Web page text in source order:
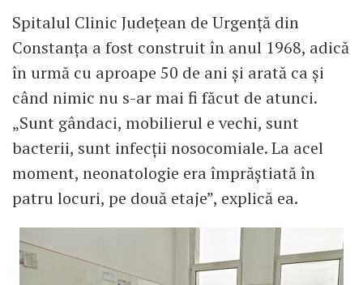
Spitalul Clinic Județean de Urgență din
Constanța a fost construit în anul 1968, adică
în urmă cu aproape 50 de ani și arată ca și
când nimic nu s-ar mai fi făcut de atunci.
„Sunt gândaci, mobilierul e vechi, sunt
bacterii, sunt infecții nosocomiale. La acel
moment, neonatologie era împrăștiată în
patru locuri, pe două etaje”, explică ea.